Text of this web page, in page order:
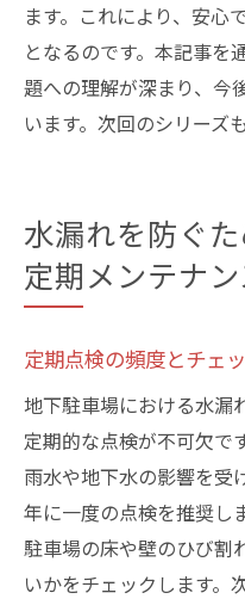
ます。これにより、安心
となるのです。本記事を
題への理解が深まり、今
います。次回のシリーズ
水漏れを防ぐ
定期メンテナ
定期点検の頻度とチェ
地下駐車場における水漏
定期的な点検が不可欠で
雨水や地下水の影響を受
年に一度の点検を推奨し
駐車場の床や壁のひび割
いかをチェックします。